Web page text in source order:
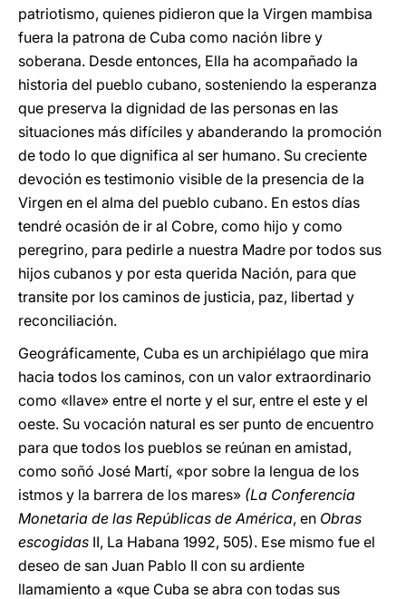
patriotismo, quienes pidieron que la Virgen mambisa
fuera la patrona de Cuba como nación libre y
soberana. Desde entonces, Ella ha acompañado la
historia del pueblo cubano, sosteniendo la esperanza
que preserva la dignidad de las personas en las
situaciones más difíciles y abanderando la promoción
de todo lo que dignifica al ser humano. Su creciente
devoción es testimonio visible de la presencia de la
Virgen en el alma del pueblo cubano. En estos días
tendré ocasión de ir al Cobre, como hijo y como
peregrino, para pedirle a nuestra Madre por todos sus
hijos cubanos y por esta querida Nación, para que
transite por los caminos de justicia, paz, libertad y
reconciliación.
Geográficamente, Cuba es un archipiélago que mira
hacia todos los caminos, con un valor extraordinario
como «llave» entre el norte y el sur, entre el este y el
oeste. Su vocación natural es ser punto de encuentro
para que todos los pueblos se reúnan en amistad,
como soñó José Martí, «por sobre la lengua de los
istmos y la barrera de los mares» (La Conferencia
Monetaria de las Repúblicas de América, en Obras
escogidas II, La Habana 1992, 505). Ese mismo fue el
deseo de san Juan Pablo II con su ardiente
llamamiento a «que Cuba se abra con todas sus